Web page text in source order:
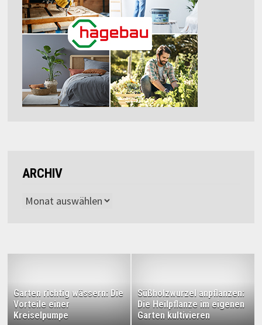
ARCHIV
Archiv
Garten richtig wässern: Die
Vorteile einer
Kreiselpumpe
Süßholzwurzel anpflanzen:
Die Heilpflanze im eigenen
Garten kultivieren